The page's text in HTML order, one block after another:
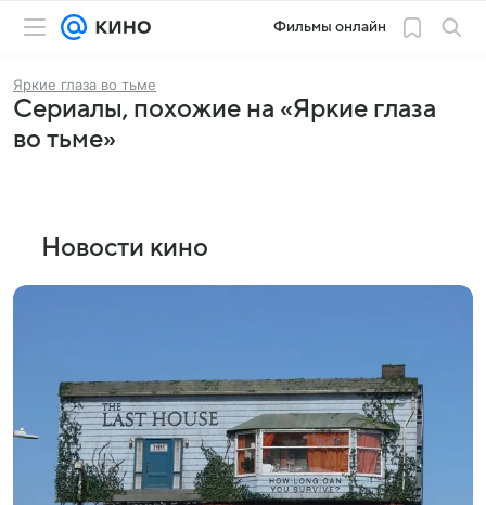
Фильмы онлайн
Яркие глаза во тьме
Сериалы, похожие на «Яркие глаза
во тьме»
Новости кино